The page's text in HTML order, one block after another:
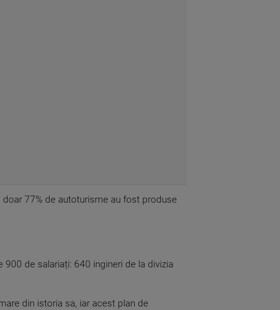
77% de autoturisme au fost produse
900 de salariați: 640 ingineri de la divizia
din istoria sa, iar acest plan de